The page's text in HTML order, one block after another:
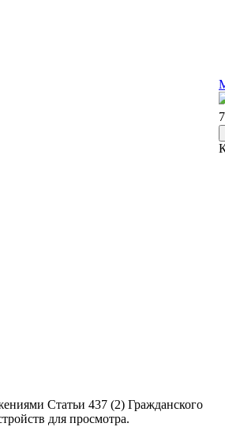
Статьи 437 (2) Гражданского
для просмотра.